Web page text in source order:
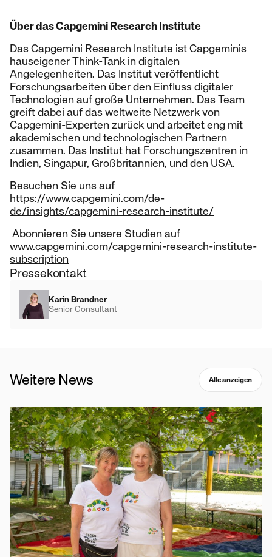
Über das Capgemini Research Institute
Das Capgemini Research Institute ist Capgeminis
hauseigener Think-Tank in digitalen
Angelegenheiten. Das Institut veröffentlicht
Forschungsarbeiten über den Einfluss digitaler
Technologien auf große Unternehmen. Das Team
greift dabei auf das weltweite Netzwerk von
Capgemini-Experten zurück und arbeitet eng mit
akademischen und technologischen Partnern
zusammen. Das Institut hat Forschungszentren in
Indien, Singapur, Großbritannien, und den USA.
Besuchen Sie uns auf
https://www.capgemini.com/de-
de/insights/capgemini-research-institute/
Abonnieren Sie unsere Studien auf
www.capgemini.com/capgemini-research-institute-
subscription
Pressekontakt
Karin Brandner
Senior Consultant
Weitere News Alle anzeigen